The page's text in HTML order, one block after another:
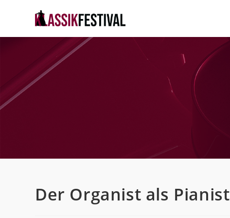
Der Organist als Pianist